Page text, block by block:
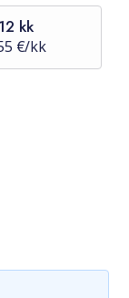
12 kk
€/kk